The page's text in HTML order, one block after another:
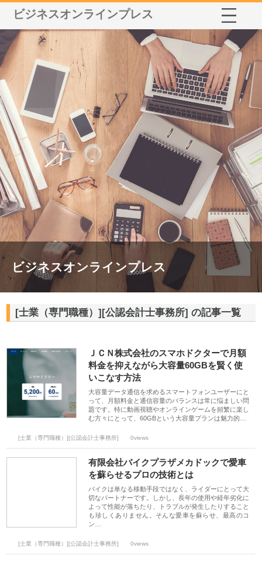
ビジネスオンラインプレス
ビジネスオンラインプレス
[士業（専門職種）][公認会計士事務所] の記事一覧
ＪＣＮ株式会社のスマホドクターで月額
料金を抑えながら大容量60GBを賢く使
いこなす方法
大容量データ通信を求めるスマートフォンユーザーにと
って、月額料金と通信容量のバランスは常に悩ましい問
題です。特に動画視聴やオンラインゲームを頻繁に楽し
む方々にとって、60GBという大容量プランは魅力的…
[士業（専門職種）][公認会計士事務所] 0views
有限会社バイクプラザメカドックで愛車
を蘇らせるプロの技術とは
バイクは単なる移動手段ではなく、ライダーにとって大
切なパートナーです。しかし、長年の使用や経年劣化に
よって性能が落ちたり、トラブルが発生したりすること
も珍しくありません。そんな愛車を蘇らせ、最高のコ
ン…
[士業（専門職種）][公認会計士事務所] 0views